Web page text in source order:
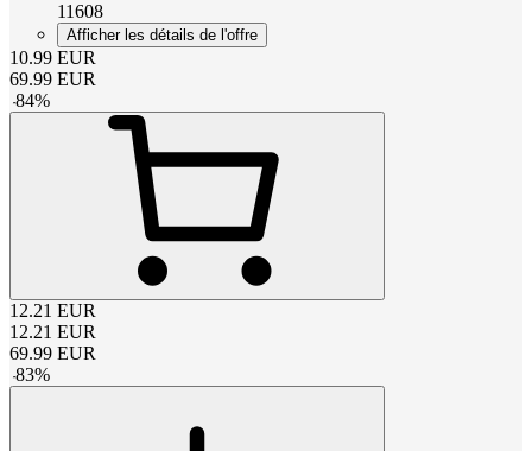
11608
Afficher les détails de l'offre
10.99 EUR
69.99 EUR
-84%
12.21 EUR
12.21 EUR
69.99 EUR
-83%